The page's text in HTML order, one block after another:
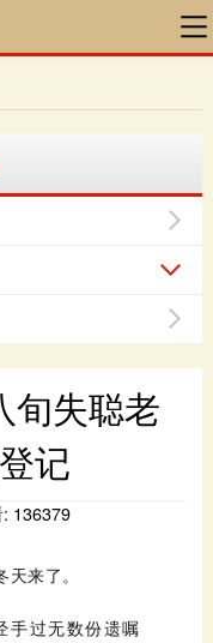
记
136379
天来了。
手过无数份遗嘱